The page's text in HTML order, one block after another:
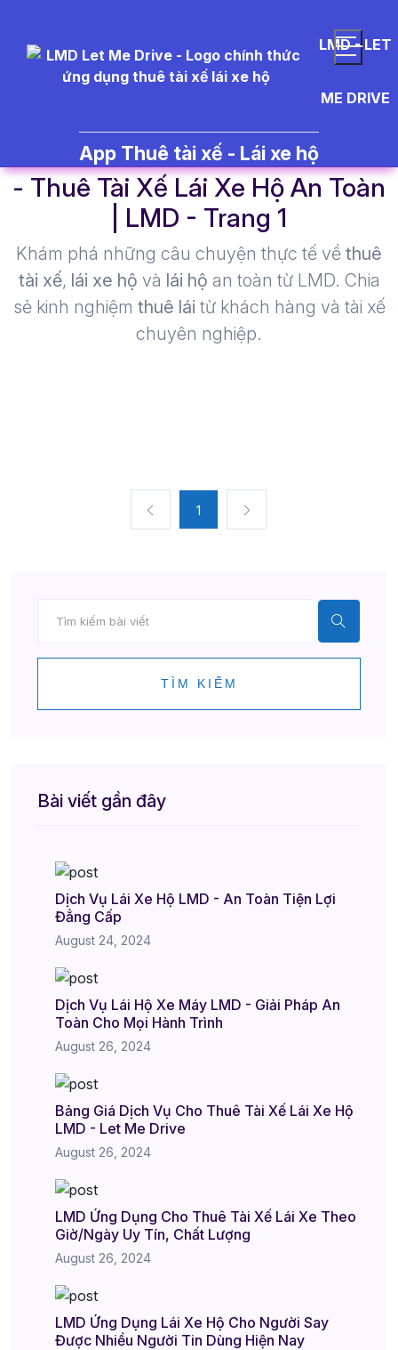
LMD - LET
ME DRIVE
App Thuê tài xế - Lái xe hộ
- Thuê Tài Xế Lái Xe Hộ An Toàn
| LMD - Trang 1​
Khám phá những câu chuyện thực tế về thuê
tài xế, lái xe hộ và lái hộ an toàn từ LMD. Chia
sẻ kinh nghiệm thuê lái từ khách hàng và tài xế
chuyên nghiệp.
1
TÌM KIẾM
Bài viết gần đây
Dịch Vụ Lái Xe Hộ LMD - An Toàn Tiện Lợi
Đẳng Cấp
August 24, 2024
Dịch Vụ Lái Hộ Xe Máy LMD - Giải Pháp An
Toàn Cho Mọi Hành Trình
August 26, 2024
Bảng Giá Dịch Vụ Cho Thuê Tài Xế Lái Xe Hộ
LMD - Let Me Drive
August 26, 2024
LMD Ứng Dụng Cho Thuê Tài Xế Lái Xe Theo
Giờ/Ngày Uy Tín, Chất Lượng
August 26, 2024
LMD Ứng Dụng Lái Xe Hộ Cho Người Say
Được Nhiều Người Tin Dùng Hiện Nay